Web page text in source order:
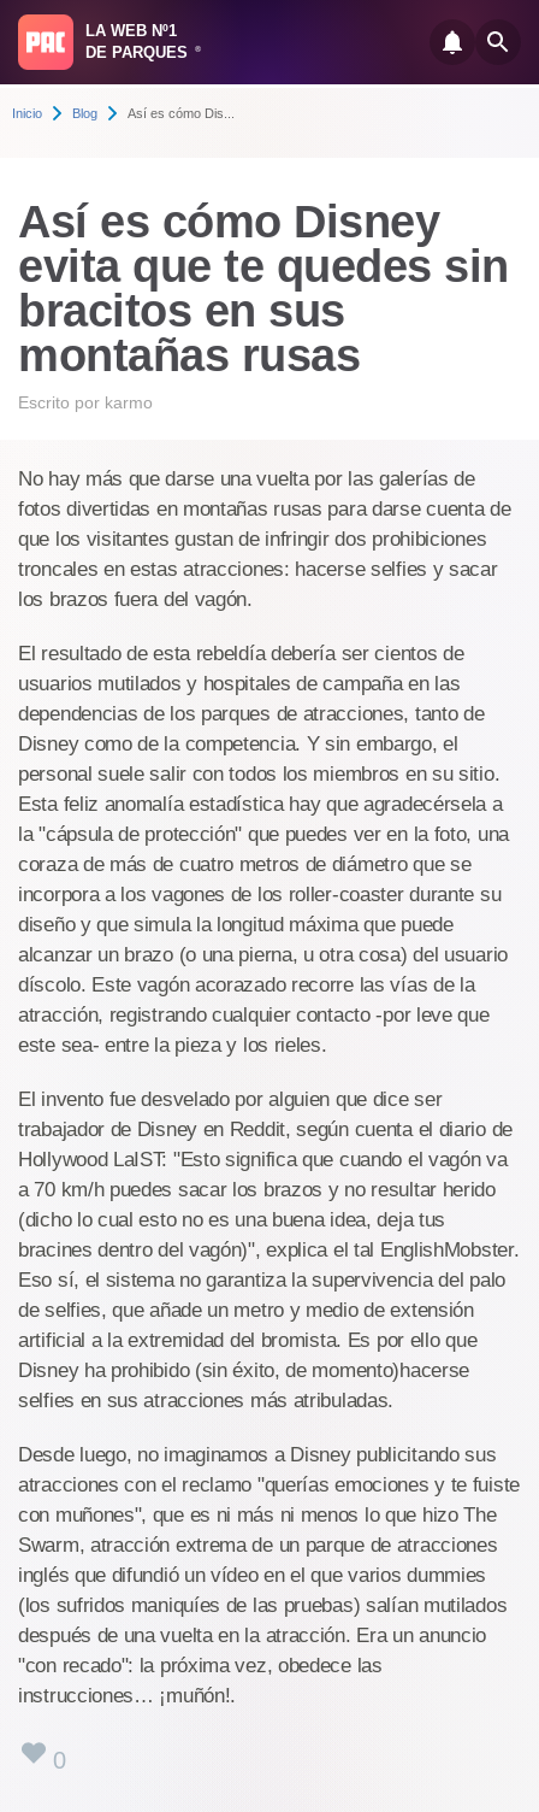
LA WEB Nº1
DE PARQUES
®
Inicio Blog Así es cómo Dis...
Así es cómo Disney
evita que te quedes sin
bracitos en sus
montañas rusas
Escrito por karmo
No hay más que darse una vuelta por las galerías de
fotos divertidas en montañas rusas para darse cuenta de
que los visitantes gustan de infringir dos prohibiciones
troncales en estas atracciones: hacerse selfies y sacar
los brazos fuera del vagón.
El resultado de esta rebeldía debería ser cientos de
usuarios mutilados y hospitales de campaña en las
dependencias de los parques de atracciones, tanto de
Disney como de la competencia. Y sin embargo, el
personal suele salir con todos los miembros en su sitio.
Esta feliz anomalía estadística hay que agradecérsela a
la "cápsula de protección" que puedes ver en la foto, una
coraza de más de cuatro metros de diámetro que se
incorpora a los vagones de los roller-coaster durante su
diseño y que simula la longitud máxima que puede
alcanzar un brazo (o una pierna, u otra cosa) del usuario
díscolo. Este vagón acorazado recorre las vías de la
atracción, registrando cualquier contacto -por leve que
este sea- entre la pieza y los rieles.
El invento fue desvelado por alguien que dice ser
trabajador de Disney en Reddit, según cuenta el diario de
Hollywood LaIST: "Esto significa que cuando el vagón va
a 70 km/h puedes sacar los brazos y no resultar herido
(dicho lo cual esto no es una buena idea, deja tus
bracines dentro del vagón)", explica el tal EnglishMobster.
Eso sí, el sistema no garantiza la supervivencia del palo
de selfies, que añade un metro y medio de extensión
artificial a la extremidad del bromista. Es por ello que
Disney ha prohibido (sin éxito, de momento)hacerse
selfies en sus atracciones más atribuladas.
Desde luego, no imaginamos a Disney publicitando sus
atracciones con el reclamo "querías emociones y te fuiste
con muñones", que es ni más ni menos lo que hizo The
Swarm, atracción extrema de un parque de atracciones
inglés que difundió un vídeo en el que varios dummies
(los sufridos maniquíes de las pruebas) salían mutilados
después de una vuelta en la atracción. Era un anuncio
"con recado": la próxima vez, obedece las
instrucciones… ¡muñón!.
0